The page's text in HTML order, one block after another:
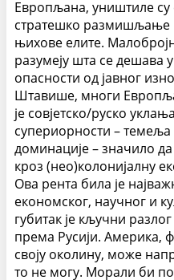
Европљана, уништиле
стратешко размишљање
њихове елите.
разумеју шта се дешава
опасности од јавног
Штавише, многи
је совјетско/руско
супериорности –
доминације – значило
кроз (нео)колонијалну
Ова рента била је
економског, научног и
губитак је кључни
према Русији. Америка,
своју околину, може
то не могу. Морали би